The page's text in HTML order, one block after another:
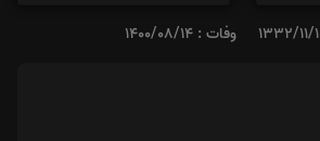
وفات : 1400/08/14